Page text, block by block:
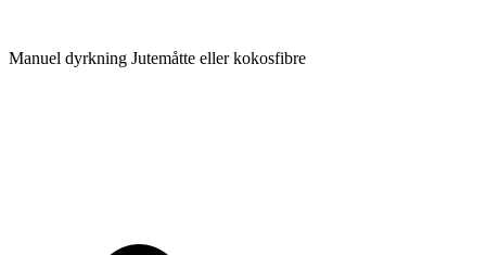
Manuel dyrkning Jutemåtte eller kokosfibre